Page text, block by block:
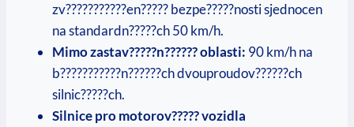
zv???????????en????? bezpe?????nosti sjednocen
na standardn?????ch 50 km/h.
Mimo zastav?????n?????? oblasti: 90 km/h na
b???????????n??????ch dvouproudov??????ch
silnic?????ch.
Silnice pro motorov????? vozidla